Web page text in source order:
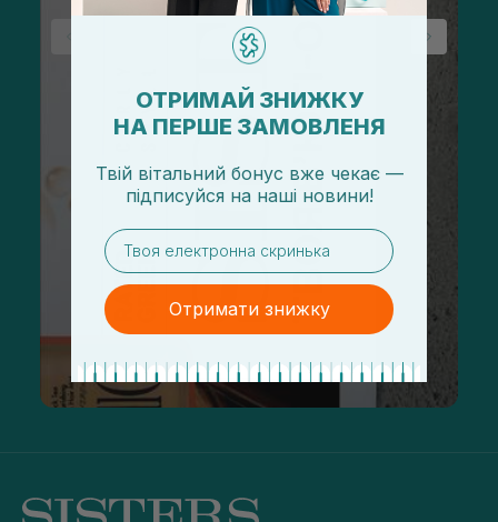
ОТРИМАЙ ЗНИЖКУ
НА ПЕРШЕ ЗАМОВЛЕНЯ
Твій вітальний бонус вже чекає —
підписуйся на наші новини!
email
Отримати знижку